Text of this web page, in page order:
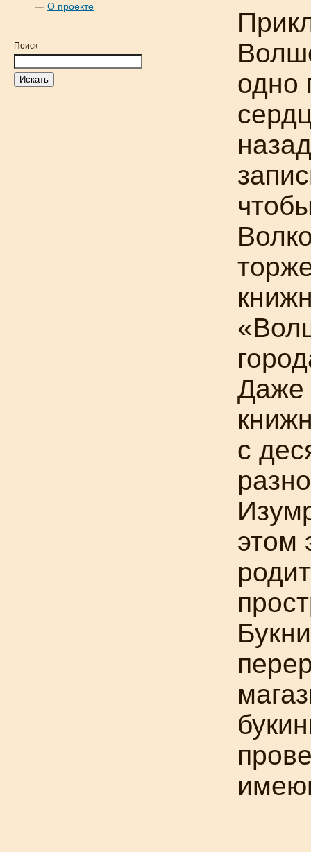
— О проекте
Поиск
одно
Даже
с
этом